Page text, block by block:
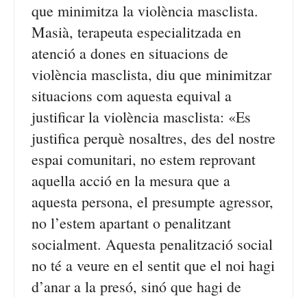
que minimitza la violència masclista.
Masià, terapeuta especialitzada en
atenció a dones en situacions de
violència masclista, diu que minimitzar
situacions com aquesta equival a
justificar la violència masclista: «Es
justifica perquè nosaltres, des del nostre
espai comunitari, no estem reprovant
aquella acció en la mesura que a
aquesta persona, el presumpte agressor,
no l’estem apartant o penalitzant
socialment. Aquesta penalització social
no té a veure en el sentit que el noi hagi
d’anar a la presó, sinó que hagi de